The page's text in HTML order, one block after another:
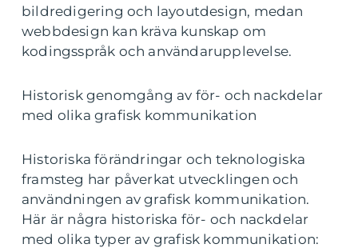
bildredigering och layoutdesign, medan
webbdesign kan kräva kunskap om
kodingsspråk och användarupplevelse.
Historisk genomgång av för- och nackdelar
med olika grafisk kommunikation
Historiska förändringar och teknologiska
framsteg har påverkat utvecklingen och
användningen av grafisk kommunikation.
Här är några historiska för- och nackdelar
med olika typer av grafisk kommunikation: